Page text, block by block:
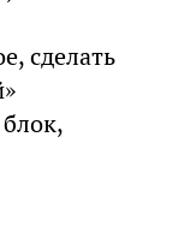
сделать